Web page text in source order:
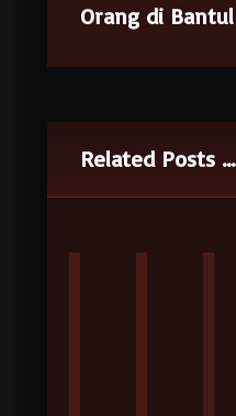
Orang di Bantul
Related Posts ...